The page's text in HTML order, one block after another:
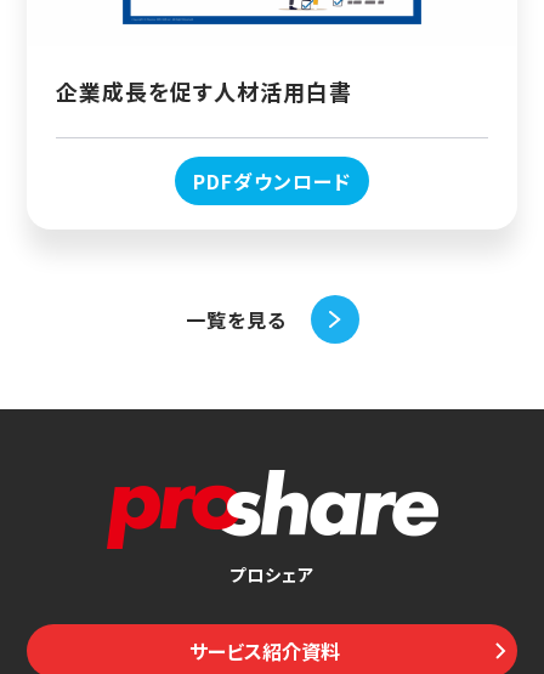
企業成長を促す人材活用白書
PDFダウンロード
一覧を見る
プロシェア
サービス紹介資料